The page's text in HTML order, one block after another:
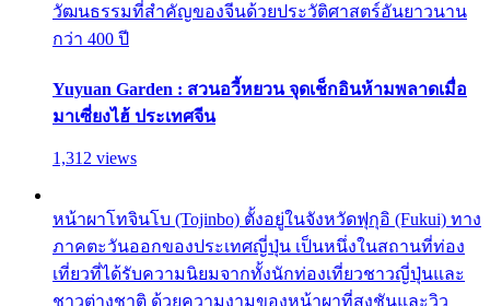
วัฒนธรรมที่สำคัญของจีนด้วยประวัติศาสตร์อันยาวนาน
กว่า 400 ปี
Yuyuan Garden : สวนอวี้หยวน จุดเช็กอินห้ามพลาดเมื่อ
มาเซี่ยงไฮ้ ประเทศจีน
1,312 views
หน้าผาโทจินโบ (Tojinbo) ตั้งอยู่ในจังหวัดฟุกุอิ (Fukui) ทาง
ภาคตะวันออกของประเทศญี่ปุ่น เป็นหนึ่งในสถานที่ท่อง
เที่ยวที่ได้รับความนิยมจากทั้งนักท่องเที่ยวชาวญี่ปุ่นและ
ชาวต่างชาติ ด้วยความงามของหน้าผาที่สูงชันและวิว